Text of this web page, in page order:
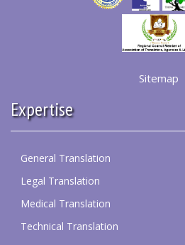
Sitemap
Expertise
General Translation
Legal Translation
Medical Translation
Technical Translation